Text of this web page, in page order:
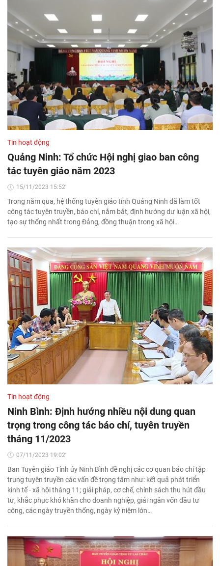
Tin hoạt động
Quảng Ninh: Tổ chức Hội nghị giao ban công
tác tuyên giáo năm 2023
15/11/2023 15:52'
Trong năm qua, hệ thống tuyên giáo tỉnh Quảng Ninh đã làm tốt
công tác tuyên truyền, báo chí, nắm bắt, định hướng dư luận xã hội,
tạo sự thống nhất trong Đảng, đồng thuận trong xã hội…
Tin hoạt động
Ninh Bình: Định hướng nhiều nội dung quan
trọng trong công tác báo chí, tuyên truyền
tháng 11/2023
07/11/2023 19:02'
Ban Tuyên giáo Tỉnh ủy Ninh Bình đề nghị các cơ quan báo chí tập
trung tuyên truyền các vấn đề trọng tâm như: kết quả phát triển
kinh tế - xã hội tháng 11; giải pháp, cơ chế, chính sách thu hút đầu
tư, khắc phục khó khăn cho doanh nghiệp, giải ngân vốn đầu tư
công, các ngày truyền thống, ngày kỷ niệm lớn…